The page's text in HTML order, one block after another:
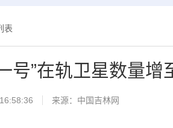
表
号”在轨卫星数量增
来源： 中国吉林网